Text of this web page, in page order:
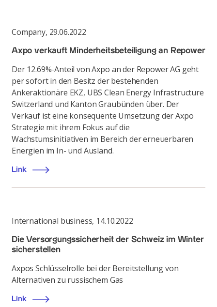
Company, 29.06.2022
Axpo verkauft Minderheitsbeteiligung an Repower
Der 12.69%-Anteil von Axpo an der Repower AG geht
per sofort in den Besitz der bestehenden
Ankeraktionäre EKZ, UBS Clean Energy Infrastructure
Switzerland und Kanton Graubünden über. Der
Verkauf ist eine konsequente Umsetzung der Axpo
Strategie mit ihrem Fokus auf die
Wachstumsinitiativen im Bereich der erneuerbaren
Energien im In- und Ausland.
Link
International business, 14.10.2022
Die Versorgungssicherheit der Schweiz im Winter
sicherstellen
Axpos Schlüsselrolle bei der Bereitstellung von
Alternativen zu russischem Gas
Link